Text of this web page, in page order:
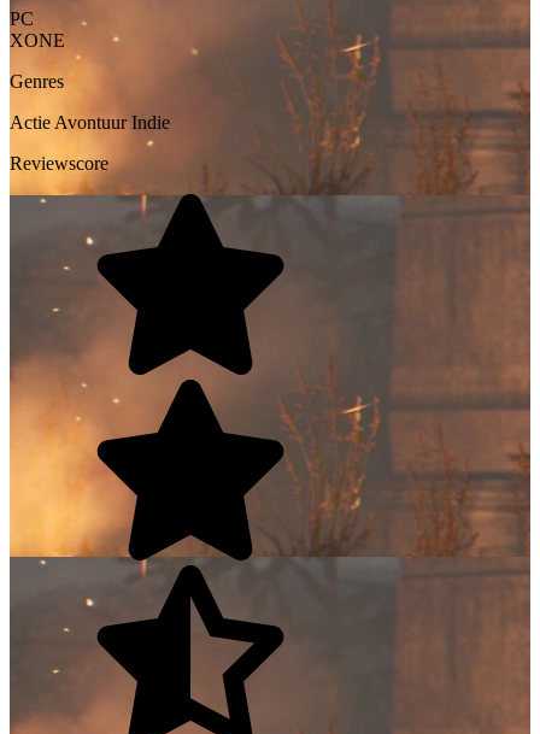
PC
XONE
Genres
Actie Avontuur Indie
Reviewscore